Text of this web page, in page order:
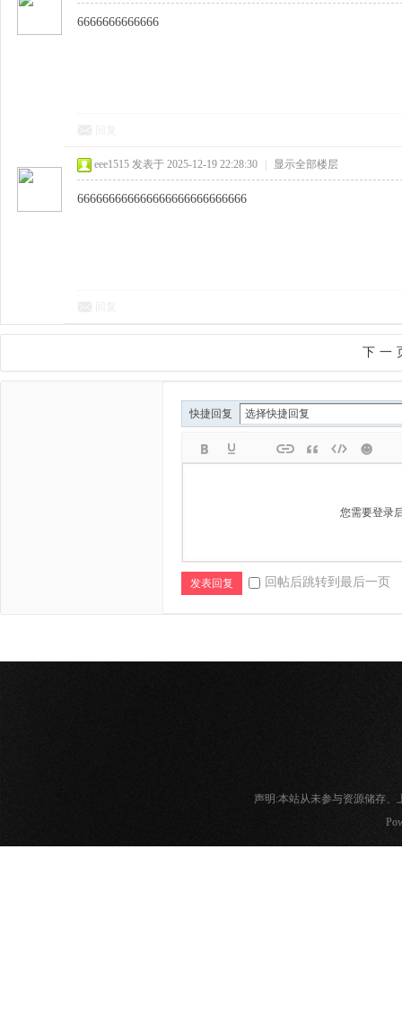
6666666666666
eee1515 发表于 2025-12-19 22:28:30 显示全部楼层
666666666666666666666666666
下一
快捷回复
您需要登录
发表回复 回帖后跳转到最后一页
声明:本站从未参与资源储存、